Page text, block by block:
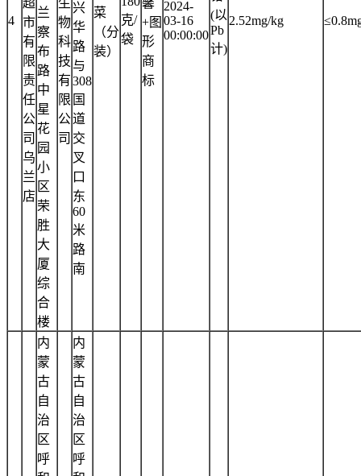
4 市
有
限
责
任
公
司
乌
兰
店
兰
察
布
路
中
星
花
园
小
区
荣
胜
大
厦
综
合
楼
物
科
技
有
限
公
司
兴
华
路
与
308
国
道
交
叉
口
东
60
米
路
南
菜
（分
装）
克/
袋
+图
形
商
标
2024-
03-16
00:00:00
(以
Pb
计)
2.52mg/kg
内
蒙
古
自
治
区
呼
内
蒙
古
自
治
区
呼